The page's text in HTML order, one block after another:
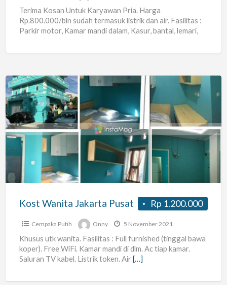
Terima Kosan Untuk Karyawan Pria. Harga
Rp.800.000/bln sudah termasuk listrik dan air. Fasilitas :
Parkir motor, Kamar mandi dalam, Kasur, bantal, lemari,
Kost
Wanita
Jakarta
Pusat
Rp 1.200.000
Kost Wanita Jakarta Pusat
Cempaka Putih Onny 5 November 2021
Khusus utk wanita. Fasilitas : Full furnished (tinggal bawa
koper). Free WiFi. Kamar mandi di dlm. Ac tiap kamar.
Saluran TV kabel. Listrik token. Air […]